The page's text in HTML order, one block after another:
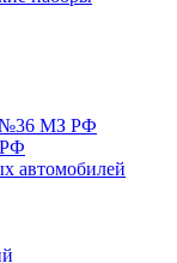
№36 МЗ РФ
автомобилей